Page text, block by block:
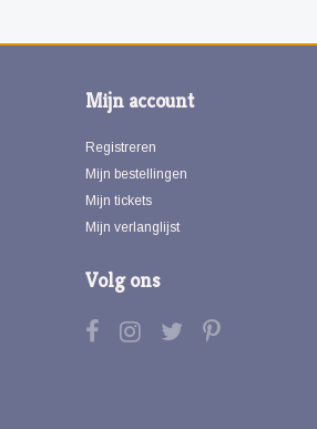
Mijn account
Registreren
Mijn bestellingen
Mijn tickets
Mijn verlanglijst
Volg ons